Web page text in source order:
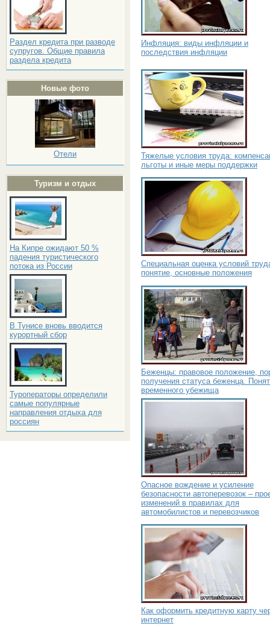
Раздел кредита при разводе
супругов. Общие правила
раздела кредита
Новые фото
Отели
Туризм и отдых
На Кипре ожидают 50 %
падения туристического
потока из России
В Тунисе вновь вводится
курортный сбор
Туроператоры определили
самые популярные
направления отдыха для
россиян
Инфляция: виды инфляции и
последствия инфляции
Тяжелые условия труда:
льготы и иные меры поддержки
Специальная оценка условий
понятие, основные положения
Беженцы: правовое положение,
получения статуса беженца.
временного убежища
Опасное вождение и усиление
безопасности автоперевозок –
изменений в правилах для
автомобилистов и перевозчиков
Как оформить кредитную карту
интернет